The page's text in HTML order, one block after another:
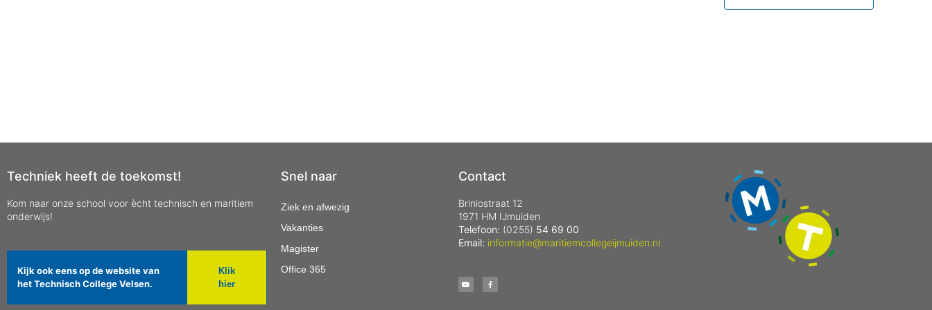
Techniek heeft de toekomst!
Kom naar onze school voor ècht technisch en maritiem
onderwijs!
Kijk ook eens op de website van
het Technisch College Velsen.
Klik
hier
Snel naar
Ziek en afwezig
Vakanties
Magister
Office 365
Contact
Briniostraat 12
1971 HM IJmuiden
Telefoon: (0255) 54 69 00
Email: informatie@maritiemcollegeijmuiden.nl